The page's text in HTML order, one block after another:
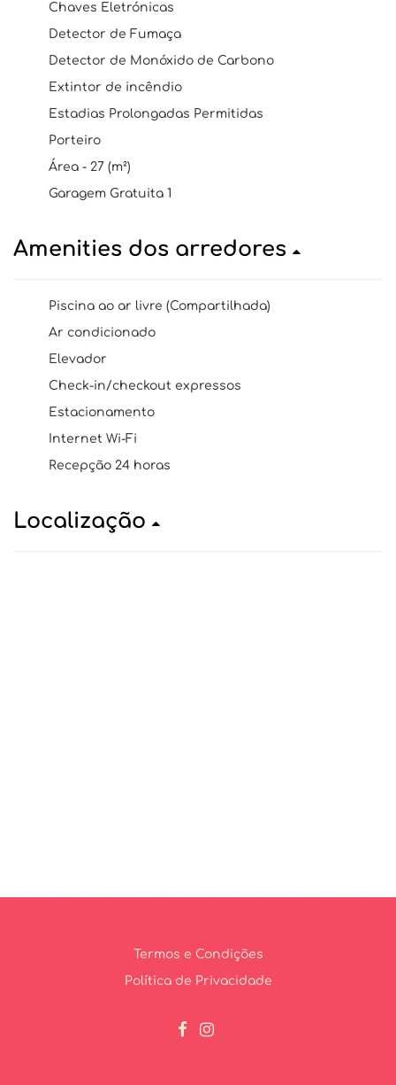
Chaves Eletrónicas
Detector de Fumaça
Detector de Monóxido de Carbono
Extintor de incêndio
Estadias Prolongadas Permitidas
Porteiro
Área - 27 (m²)
Garagem Gratuita 1
Amenities dos arredores
Piscina ao ar livre (Compartilhada)
Ar condicionado
Elevador
Check-in/checkout expressos
Estacionamento
Internet Wi-Fi
Recepção 24 horas
Localização
Termos e Condições
Política de Privacidade